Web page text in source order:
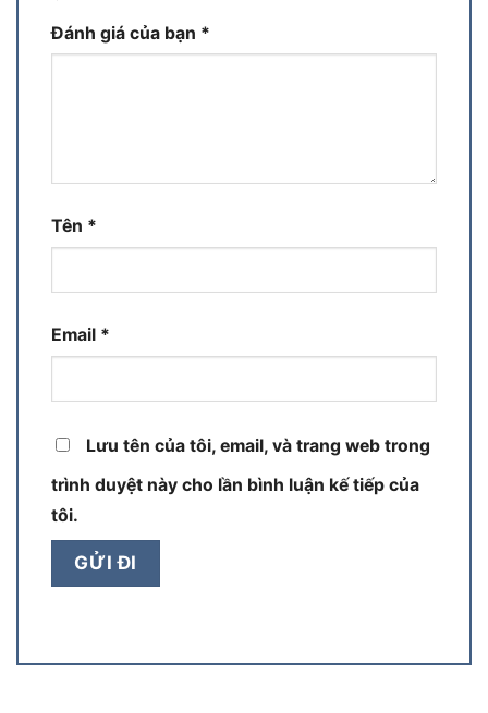
Đánh giá của bạn *
Tên *
Email *
Lưu tên của tôi, email, và trang web trong
trình duyệt này cho lần bình luận kế tiếp của
tôi.